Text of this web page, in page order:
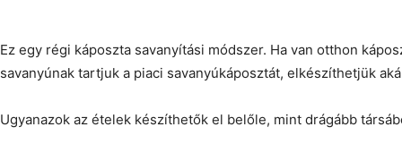
Ez egy régi káposzta savanyítási módszer. Ha van otthon
savanyúnak tartjuk a piaci savanyúkáposztát, elkészíthetjük
Ugyanazok az ételek készíthetők el belőle, mint drágább